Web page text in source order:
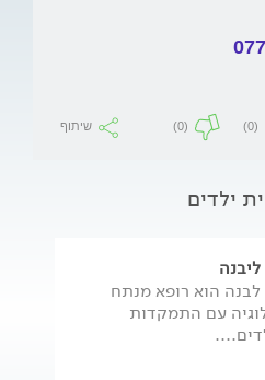
(0)
(0) שיתוף
ילדים
הוא רופא מנתח
עם התמקדות